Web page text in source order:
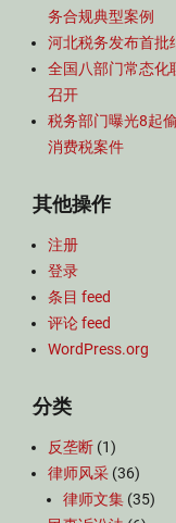
务合规典型案例
河北税务发布首批
全国八部门常态化
召开
税务部门曝光8起
消费税案件
其他操作
注册
登录
条目 feed
评论 feed
WordPress.org
分类
反垄断 (1)
律师风采 (36)
律师文集 (35)